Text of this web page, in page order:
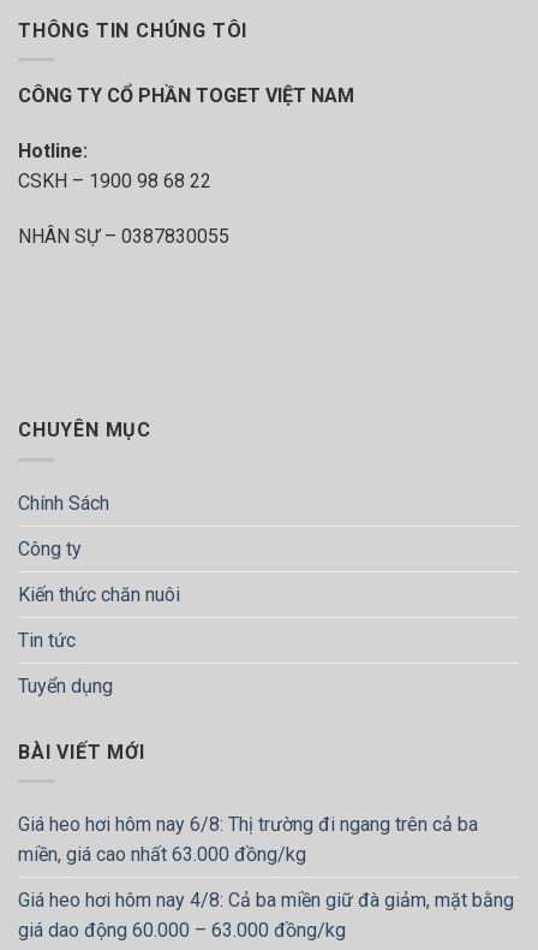
THÔNG TIN CHÚNG TÔI
CÔNG TY CỔ PHẦN TOGET VIỆT NAM
Hotline:
CSKH – 1900 98 68 22
NHÂN SỰ – 0387830055
CHUYÊN MỤC
Chính Sách
Công ty
Kiến thức chăn nuôi
Tin tức
Tuyển dụng
BÀI VIẾT MỚI
Giá heo hơi hôm nay 6/8: Thị trường đi ngang trên cả ba
miền, giá cao nhất 63.000 đồng/kg
Giá heo hơi hôm nay 4/8: Cả ba miền giữ đà giảm, mặt bằng
giá dao động 60.000 – 63.000 đồng/kg